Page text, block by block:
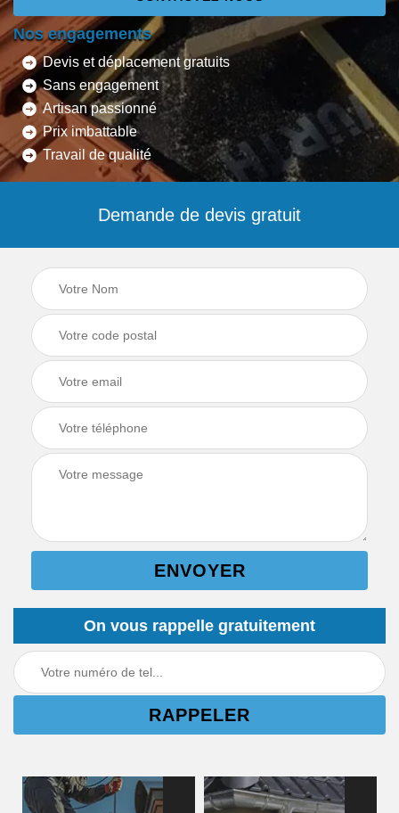
Nos engagements
Devis et déplacement gratuits
Sans engagement
Artisan passionné
Prix imbattable
Travail de qualité
Demande de devis gratuit
On vous rappelle gratuitement